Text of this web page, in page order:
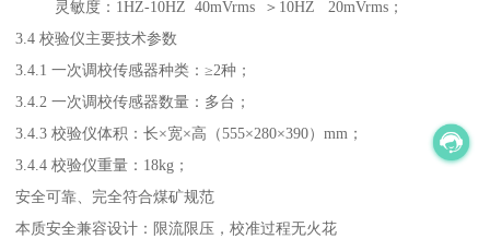
灵敏度：1HZ-10HZ 40mVrms ＞10HZ 20mVrms；
3.4 校验仪主要技术参数
3.4.1 一次调校传感器种类：≥2种；
3.4.2 一次调校传感器数量：多台；
3.4.3 校验仪体积：长×宽×高（555×280×390）mm；
3.4.4 校验仪重量：18kg；
安全可靠、完全符合煤矿规范
本质安全兼容设计：限流限压，校准过程无火花